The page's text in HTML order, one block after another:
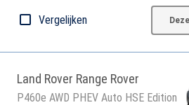
Vergelijken
Land Rover Range Rover
P460e AWD PHEV Auto HSE Edition